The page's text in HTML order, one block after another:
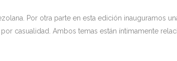
Por otra parte en esta edición inauguramos
casualidad. Ambos temas están íntimamente